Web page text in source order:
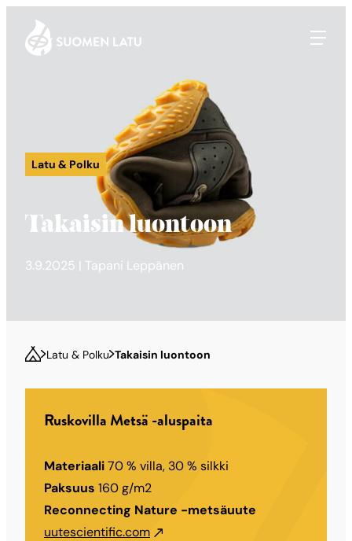
Siirry
suoraan
Suomen Latu
Latu & Polku
Takaisin luontoon
3.9.2025 | Tapani Leppänen
Latu & Polku Takaisin luontoon
Ruskovilla Metsä -aluspaita
Materiaali70 % villa, 30 % silkki
Paksuus 160 g/m2
Reconnecting Nature -metsäuute
uutescientific.com